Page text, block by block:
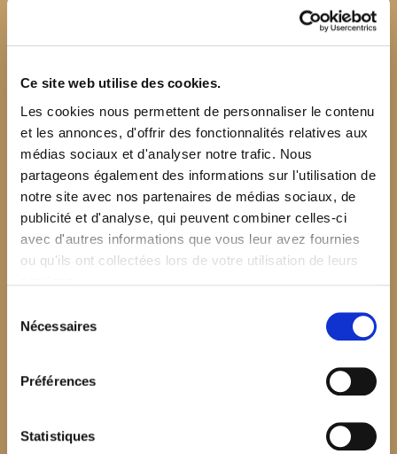
Ce site web utilise des cookies.
Les cookies nous permettent de personnaliser le contenu
et les annonces, d'offrir des fonctionnalités relatives aux
médias sociaux et d'analyser notre trafic. Nous
partageons également des informations sur l'utilisation de
notre site avec nos partenaires de médias sociaux, de
publicité et d'analyse, qui peuvent combiner celles-ci
avec d'autres informations que vous leur avez fournies
ou qu'ils ont collectées lors de votre utilisation de leurs
Nécessaires
Préférences
Statistiques